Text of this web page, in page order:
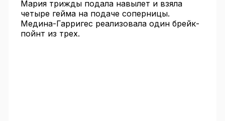
Мария трижды подала навылет и взяла
четыре гейма на подаче соперницы.
Медина-Гарригес реализовала один брейк-
пойнт из трех.